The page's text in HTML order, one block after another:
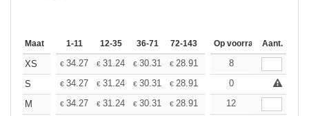
Maat 1-11 12-35 36-71 72-143 144-287 288 + Meer
Op voorraadAant.
XS € 34.27 € 31.24 € 30.31 € 28.91 27.28
8
S
€ 34.27 € 31.24 € 30.31 € 28.91 27.28
0
M
€ 34.27 € 31.24 € 30.31 € 28.91 27.28
12